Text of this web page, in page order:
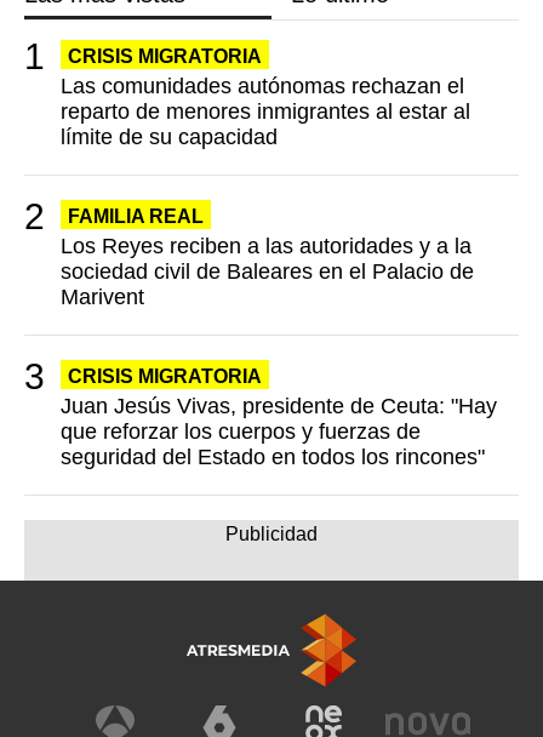
CRISIS MIGRATORIA
Las comunidades autónomas rechazan el
reparto de menores inmigrantes al estar al
límite de su capacidad
FAMILIA REAL
Los Reyes reciben a las autoridades y a la
sociedad civil de Baleares en el Palacio de
Marivent
CRISIS MIGRATORIA
Juan Jesús Vivas, presidente de Ceuta: "Hay
que reforzar los cuerpos y fuerzas de
seguridad del Estado en todos los rincones"